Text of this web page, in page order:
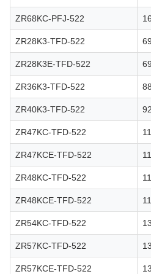
ZR68KC-PFJ-522
ZR28K3-TFD-522
ZR28K3E-TFD-522
ZR36K3-TFD-522
ZR40K3-TFD-522
ZR47KC-TFD-522
ZR47KCE-TFD-522
ZR48KC-TFD-522
ZR48KCE-TFD-522
ZR54KC-TFD-522
ZR57KC-TFD-522
ZR57KCE-TFD-522